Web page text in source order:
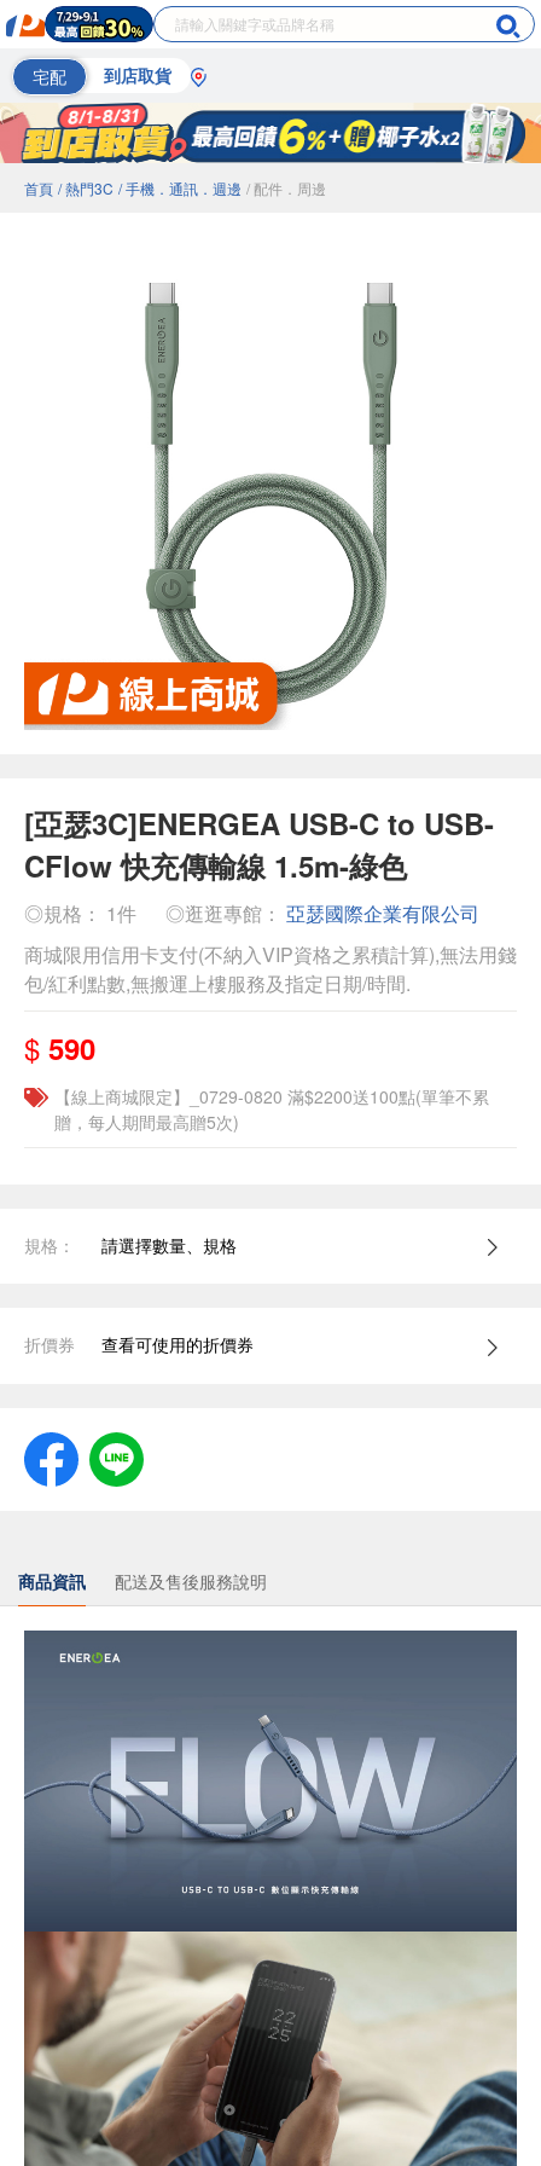
宅配 到店取貨
首頁 / 熱門3C / 手機．通訊．週邊 / 配件．周邊
[亞瑟3C]ENERGEA USB-C to USB-
CFlow 快充傳輸線 1.5m-綠色
◎規格： 1件 ◎逛逛專館： 亞瑟國際企業有限公司
商城限用信用卡支付(不納入VIP資格之累積計算),無法用錢
包/紅利點數,無搬運上樓服務及指定日期/時間.
$ 590
【線上商城限定】_0729-0820 滿$2200送100點(單筆不累
贈，每人期間最高贈5次)
規格： 請選擇數量、規格
折價券 查看可使用的折價券
商品資訊 配送及售後服務說明